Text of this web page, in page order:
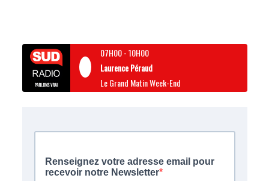
07H00-10H00
Laurence Péraud
Le Grand Matin Week-End